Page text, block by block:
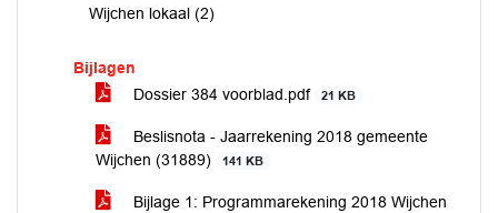
Wijchen lokaal (2)
Bijlagen
Dossier 384 voorblad.pdf
21 KB
Beslisnota - Jaarrekening 2018 gemeente
Wijchen (31889)
141 KB
Bijlage 1: Programmarekening 2018 Wijchen